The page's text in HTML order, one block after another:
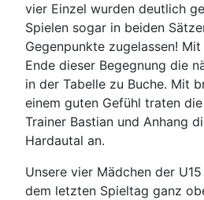
vier Einzel wurden deutlich
Spielen sogar in beiden
Gegenpunkte zugelassen!
Ende dieser Begegnung die
in der Tabelle zu Buche. Mit
einem guten Gefühl traten
Trainer Bastian und Anhang
Hardautal an.
Unsere vier Mädchen der
dem letzten Spieltag ganz